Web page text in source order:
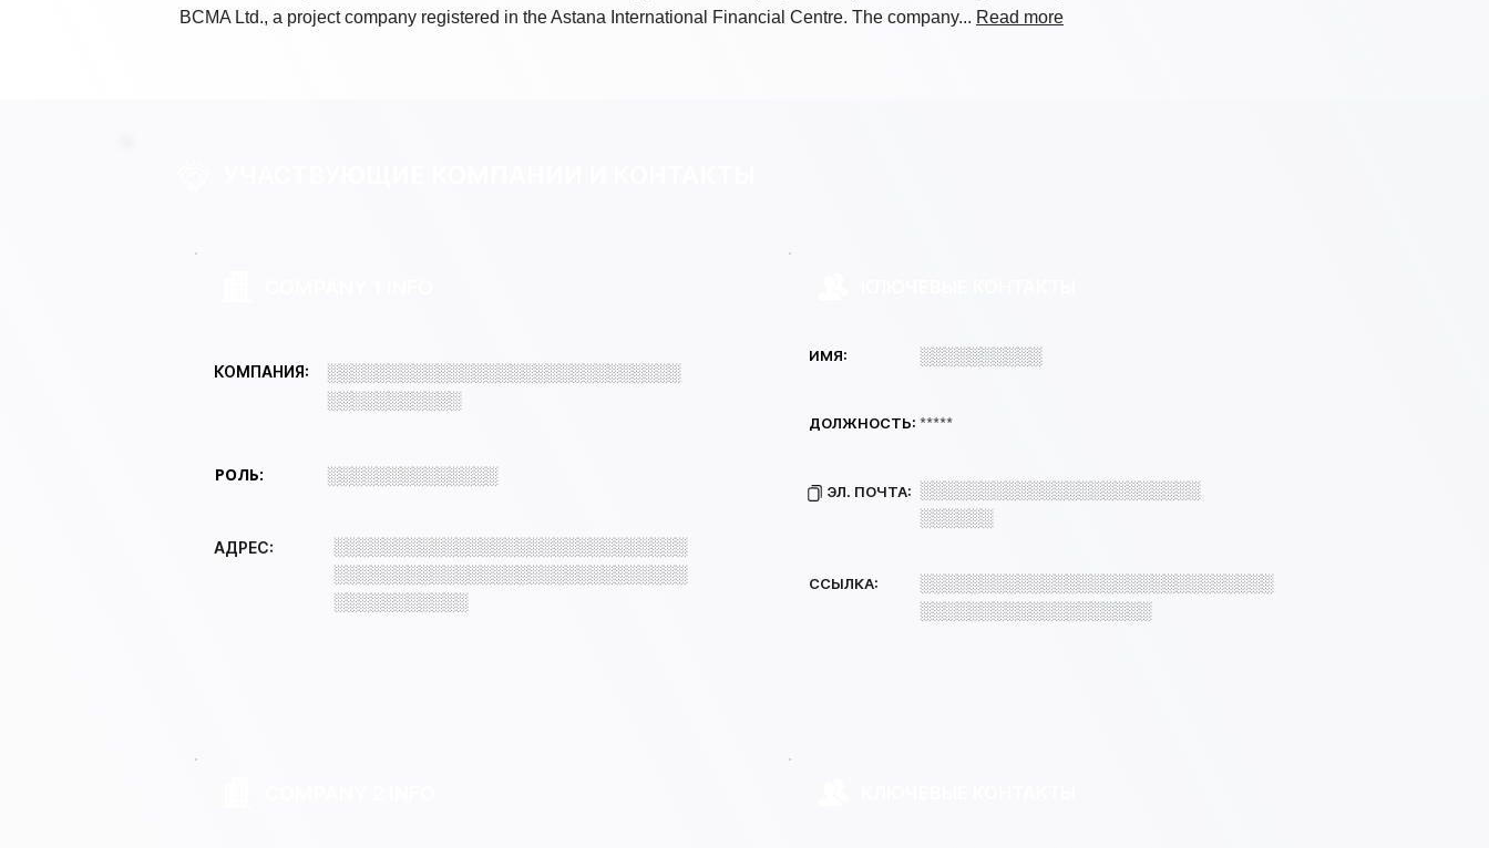
BCMA Ltd., a project company registered in the Astana International Financial Centre. The company... Read more
КОМПАНИЯ:
░░░░░░░░░░░░░░░░░░░░░░░░░░░░░
░░░░░░░░░░░
РОЛЬ: ░░░░░░░░░░░░░░
АДРЕС:
░░░░░░░░░░░░░░░░░░░░░░░░░░░░░
░░░░░░░░░░░░░░░░░░░░░░░░░░░░░
░░░░░░░░░░░
ИМЯ: ░░░░░░░░░░
ДОЛЖНОСТЬ: *****
ЭЛ. ПОЧТА: ░░░░░░░░░░░░░░░░░░░░░░░
░░░░░░
ССЫЛКА:
░░░░░░░░░░░░░░░░░░░░░░░░░░░░░
░░░░░░░░░░░░░░░░░░░